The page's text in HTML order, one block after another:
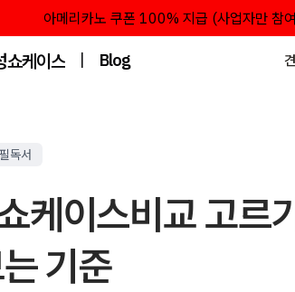
아메리카노 쿠폰 100% 지급 (사업자만 참
쇼케이스 | Blog
독서
케이스비교 고르
기준